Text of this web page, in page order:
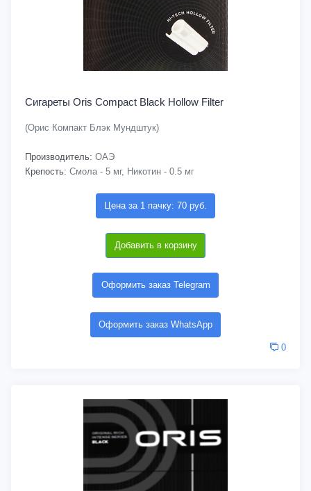
Сигареты Oris Compact Black Hollow Filter
(Орис Компакт Блэк Мундштук)
Производитель: ОАЭ
Крепость: Смола - 5 мг, Никотин - 0.5 мг
Цена за 1 пачку: 70 руб.
Добавить в корзину
Оформить заказ Telegram
Оформить заказ WhatsApp
0